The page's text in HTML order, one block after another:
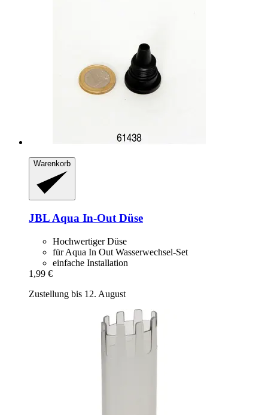
Warenkorb
JBL Aqua In-​Out Düse
Hochwertiger Düse
für Aqua In Out Wasserwechsel-Set
einfache Installation
1,99 €
Zustellung bis 12. August